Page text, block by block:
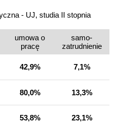
- UJ, studia II stopnia
umowa o
pracę
samo­
zatrudnienie
42,9% 7,1%
80,0% 13,3%
53,8% 23,1%